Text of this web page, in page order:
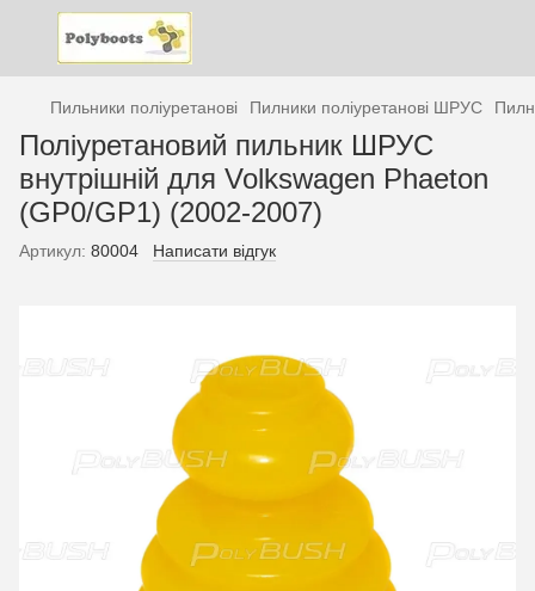
Пильники поліуретанові Пилники поліуретанові ШРУС
Поліуретановий пильник ШРУС
внутрішній для Volkswagen Phaeton
(GP0/GP1) (2002-2007)
Артикул: 80004 Написати відгук